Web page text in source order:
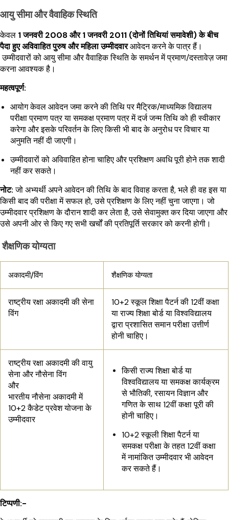
आयु सीमा और वैवाहिक स्थिति
केवल 1 जनवरी 2008 और 1 जनवरी 2011 (दोनों तिथियां समावेशी) के बीच
पैदा हुए अविवाहित पुरुष और महिला उम्मीदवारआवेदन करने के पात्र हैं।
उम्मीदवारों को आयु सीमा और वैवाहिक स्थिति के समर्थन में प्रमाण/दस्तावेज़ जमा
करना आवश्यक है।
महत्वपूर्ण:
आयोग केवल आवेदन जमा करने की तिथि पर मैट्रिक/माध्यमिक विद्यालय
परीक्षा प्रमाण पत्र या समकक्ष प्रमाण पत्र में दर्ज जन्म तिथि को ही स्वीकार
करेगा और इसके परिवर्तन के लिए किसी भी बाद के अनुरोध पर विचार या
अनुमति नहीं दी जाएगी।
उम्मीदवारों को अविवाहित होना चाहिए और प्रशिक्षण अवधि पूरी होने तक शादी
नहीं कर सकते।
नोट:जो अभ्यर्थी अपने आवेदन की तिथि के बाद विवाह करता है, भले ही वह इस या
किसी बाद की परीक्षा में सफल हो, उसे प्रशिक्षण के लिए नहीं चुना जाएगा। जो
उम्मीदवार प्रशिक्षण के दौरान शादी कर लेता है, उसे सेवामुक्त कर दिया जाएगा और
उसे अपनी ओर से किए गए सभी खर्चों की प्रतिपूर्ति सरकार को करनी होगी।
शैक्षणिक योग्यता
अकादमी/विंग शैक्षणिक योग्यता
राष्ट्रीय रक्षा अकादमी की सेना
विंग
10+2 स्कूल शिक्षा पैटर्न की 12वीं कक्षा
या राज्य शिक्षा बोर्ड या विश्वविद्यालय
द्वारा प्रशासित समान परीक्षा उत्तीर्ण
होनी चाहिए।
राष्ट्रीय रक्षा अकादमी की वायु
सेना और नौसेना विंग
और
भारतीय नौसेना अकादमी में
10+2 कैडेट प्रवेश योजना के
उम्मीदवार
किसी राज्य शिक्षा बोर्ड या
विश्वविद्यालय या समकक्ष कार्यक्रम
से भौतिकी, रसायन विज्ञान और
गणित के साथ 12वीं कक्षा पूरी की
होनी चाहिए।
10+2 स्कूली शिक्षा पैटर्न या
समकक्ष परीक्षा के तहत 12वीं कक्षा
में नामांकित उम्मीदवार भी आवेदन
कर सकते हैं।
टिप्पणी:-